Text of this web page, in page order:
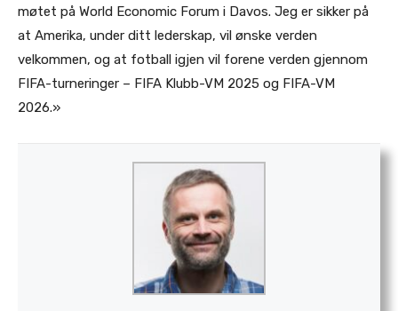
møtet på World Economic Forum i Davos. Jeg er sikker på
at Amerika, under ditt lederskap, vil ønske verden
velkommen, og at fotball igjen vil forene verden gjennom
FIFA-turneringer – FIFA Klubb-VM 2025 og FIFA-VM
2026.»